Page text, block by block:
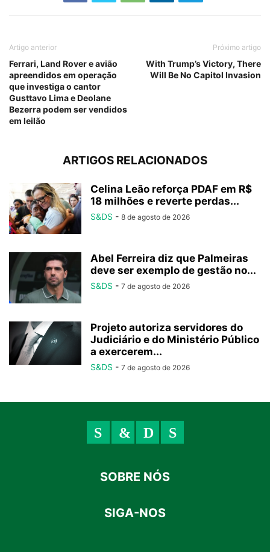
Artigo anterior
Ferrari, Land Rover e avião
apreendidos em operação
que investiga o cantor
Gusttavo Lima e Deolane
Bezerra podem ser vendidos
em leilão
Próximo artigo
With Trump’s Victory, There
Will Be No Capitol Invasion
ARTIGOS RELACIONADOS
Celina Leão reforça PDAF em R$
18 milhões e reverte perdas...
S&DS - 8 de agosto de 2026
Abel Ferreira diz que Palmeiras
deve ser exemplo de gestão no...
S&DS - 7 de agosto de 2026
Projeto autoriza servidores do
Judiciário e do Ministério Público
a exercerem...
S&DS - 7 de agosto de 2026
SOBRE NÓS
SIGA-NOS